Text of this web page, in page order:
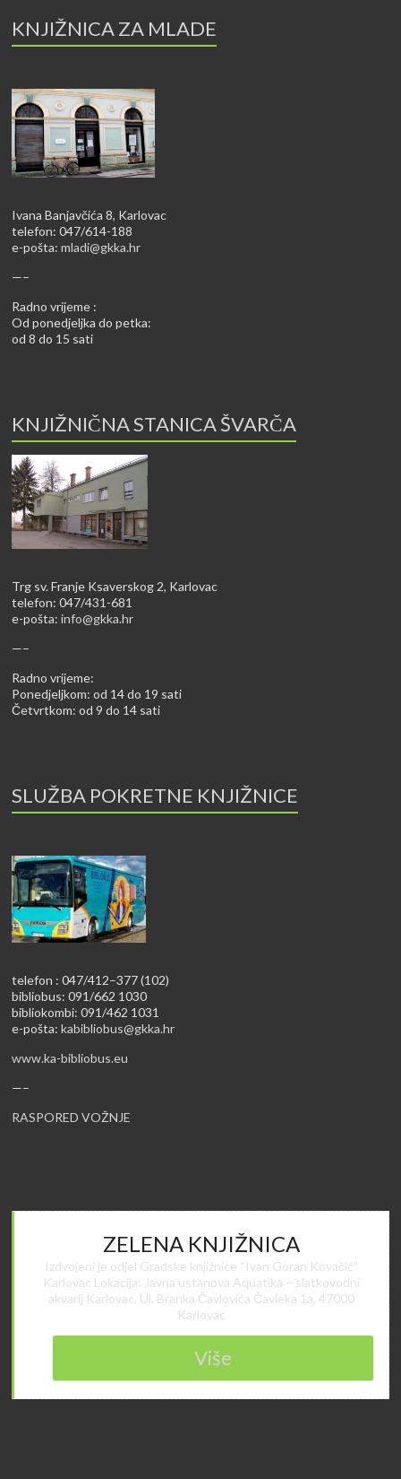
KNJIŽNICA ZA MLADE
Ivana Banjavčića 8, Karlovac
telefon: 047/614-188
e-pošta:mladi@gkka.hr
—–
Radno vrijeme :
Od ponedjeljka do petka:
od 8 do 15 sati
KNJIŽNIČNA STANICA ŠVARČA
Trg sv. Franje Ksaverskog 2, Karlovac
telefon: 047/431-681
e-pošta:info@gkka.hr
—–
Radno vrijeme:
Ponedjeljkom: od 14 do 19 sati
Četvrtkom: od 9 do 14 sati
SLUŽBA POKRETNE KNJIŽNICE
telefon : 047/412–377 (102)
bibliobus: 091/662 1030
bibliokombi: 091/462 1031
e-pošta:kabibliobus@gkka.hr
www.ka-bibliobus.eu
—–
RASPORED VOŽNJE
ZELENA KNJIŽNICA
Izdvojeni je odjel Gradske knjižnice “Ivan Goran Kovačić”
Karlovac Lokacija: Javna ustanova Aquatika – slatkovodni
akvarij Karlovac, Ul. Branka Čavlovića Čavleka 1a, 47000
Karlovac
Više